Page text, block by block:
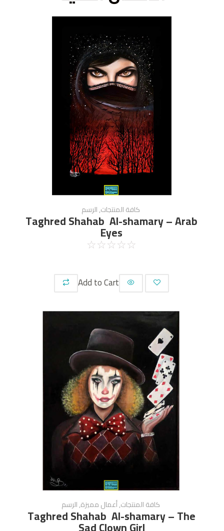
كافة المنتجات,الرسم
Taghred Shahab Al-shamary – Arab
Eyes
☆
☆
☆
☆
☆
Add to Cart
كافة المنتجات,أعمال مميزة,الرسم
Taghred Shahab Al-shamary – The